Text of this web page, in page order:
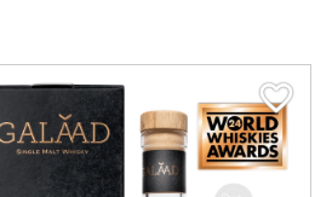
favorite_border
favorite_border